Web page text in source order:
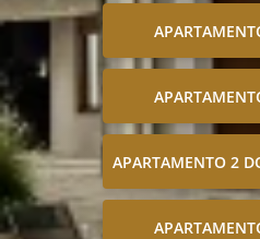
APARTAMENTO 2